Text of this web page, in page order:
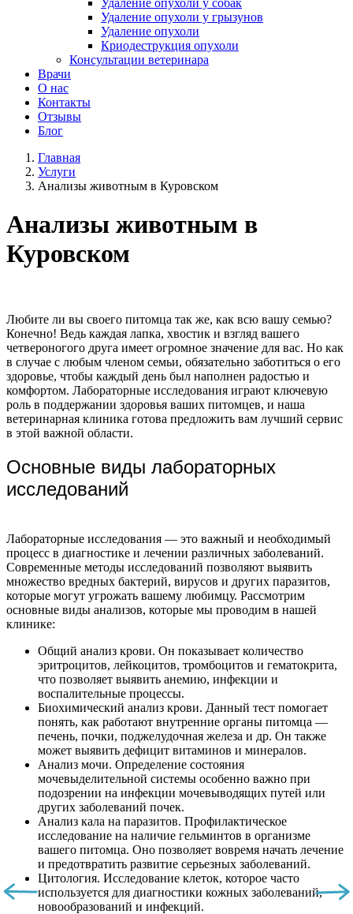
Удаление опухоли у собак
Удаление опухоли у грызунов
Удаление опухоли
Криодеструкция опухоли
Консультации ветеринара
Врачи
О нас
Контакты
Отзывы
Блог
Главная
Услуги
Анализы животным в Куровском
Анализы животным в
Куровском
Любите ли вы своего питомца так же, как всю вашу семью?
Конечно! Ведь каждая лапка, хвостик и взгляд вашего
четвероногого друга имеет огромное значение для вас. Но как
в случае с любым членом семьи, обязательно заботиться о его
здоровье, чтобы каждый день был наполнен радостью и
комфортом. Лабораторные исследования играют ключевую
роль в поддержании здоровья ваших питомцев, и наша
ветеринарная клиника готова предложить вам лучший сервис
в этой важной области.
Основные виды лабораторных
исследований
Лабораторные исследования — это важный и необходимый
процесс в диагностике и лечении различных заболеваний.
Современные методы исследований позволяют выявить
множество вредных бактерий, вирусов и других паразитов,
которые могут угрожать вашему любимцу. Рассмотрим
основные виды анализов, которые мы проводим в нашей
клинике:
Общий анализ крови. Он показывает количество
эритроцитов, лейкоцитов, тромбоцитов и гематокрита,
что позволяет выявить анемию, инфекции и
воспалительные процессы.
Биохимический анализ крови. Данный тест помогает
понять, как работают внутренние органы питомца —
печень, почки, поджелудочная железа и др. Он также
может выявить дефицит витаминов и минералов.
Анализ мочи. Определение состояния
мочевыделительной системы особенно важно при
подозрении на инфекции мочевыводящих путей или
других заболеваний почек.
Анализ кала на паразитов. Профилактическое
исследование на наличие гельминтов в организме
вашего питомца. Оно позволяет вовремя начать лечение
и предотвратить развитие серьезных заболеваний.
Цитология. Исследование клеток, которое часто
используется для диагностики кожных заболеваний,
новообразований и инфекций.